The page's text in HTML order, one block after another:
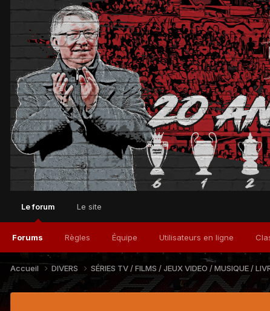
Le forum
Forums Règles Équipe Utilisateurs en ligne
Le site
Accueil DIVERS SÉRIES TV / FILMS / JEUX VIDEO / MUSIQUE /